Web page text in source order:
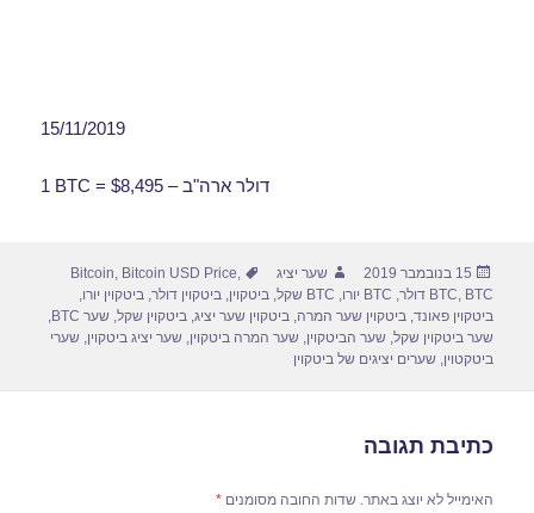
15/11/2019
1 BTC = $8,495 – דולר ארה"ב
פורסם
בתאריך
15 בנובמבר 2019 מחבר
שער יציג תגיות Bitcoin, Bitcoin USD Price,
BTC, BTC דולר , BTC יורו , BTC שקל ,ביטקוין,ביטקוין דולר,ביטקוין יורו,
ביטקוין פאונד,ביטקוין שער המרה,ביטקוין שער יציג,ביטקוין שקל,שער BTC
,
שער ביטקוין שקל,שער הביטקוין,שער המרה ביטקוין,שער יציג ביטקוין,שערי
ביטקטוין,שערים יציגים של ביטקוין
כתיבת תגובה
האימייל לא יוצג באתר. שדות החובה מסומנים*